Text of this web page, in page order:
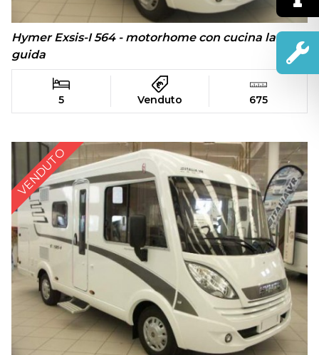
Hymer Exsis-I 564 - motorhome con cucina lato
guida
5 Venduto 675
VENDUTO